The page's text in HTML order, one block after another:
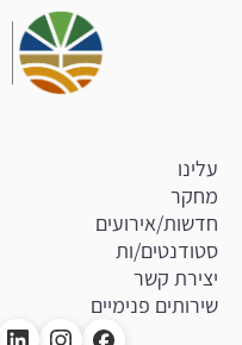
עלינו
מחקר
חדשות/אירועים
סטודנטים/ות
יצירת קשר
שירותים פנימיים